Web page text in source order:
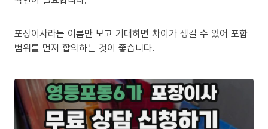
포장이사라는 이름만 보고 기대하면 차이가 생길 수 있어 포함
범위를 먼저 합의하는 것이 좋습니다.